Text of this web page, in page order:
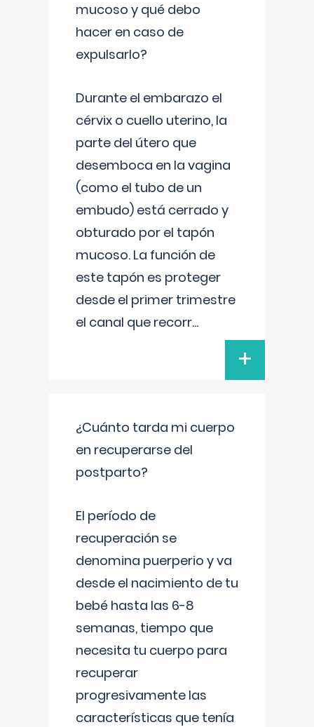
mucoso y qué debo
hacer en caso de
expulsarlo?
Durante el embarazo el
cérvix o cuello uterino, la
parte del útero que
desemboca en la vagina
(como el tubo de un
embudo) está cerrado y
obturado por el tapón
mucoso. La función de
este tapón es proteger
desde el primer trimestre
el canal que recorr...
+
¿Cuánto tarda mi cuerpo
en recuperarse del
postparto?
El período de
recuperación se
denomina puerperio y va
desde el nacimiento de tu
bebé hasta las 6-8
semanas, tiempo que
necesita tu cuerpo para
recuperar
progresivamente las
características que tenía